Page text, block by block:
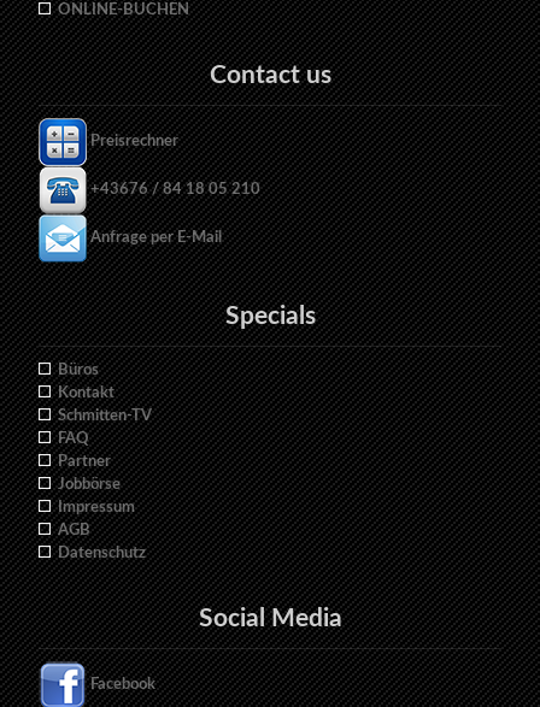
ONLINE-BUCHEN
Contact us
Preisrechner
+43676 / 84 18 05 210
Anfrage per E-Mail
Specials
Büros
Kontakt
Schmitten-TV
FAQ
Partner
Jobbörse
Impressum
AGB
Datenschutz
Social Media
Facebook